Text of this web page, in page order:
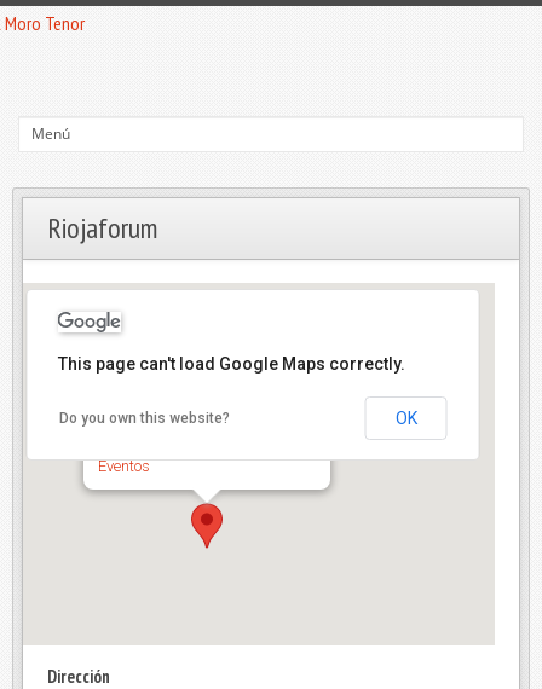
Riojaforum
Eventos
This page can't load Google Maps correctly.
Do you own this website? OK
Dirección